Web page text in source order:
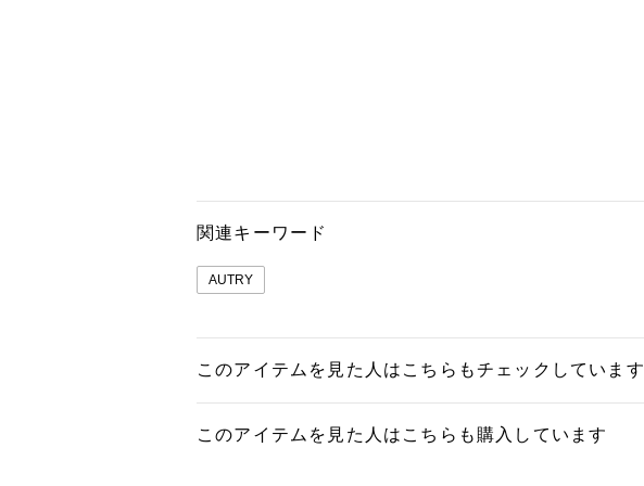
関連キーワード
AUTRY
このアイテムを見た人はこちらもチェックしています
このアイテムを見た人はこちらも購入しています